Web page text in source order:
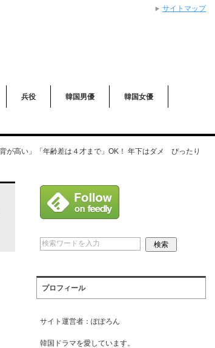
兵役 韓国男優 韓国女優
が高い」「年齢差は４才まで」OK！ 年下はダメ ぴったり
プロフィール
サイト運営者：ぽぽろん
韓国ドラマを愛しています。
サイトマップ